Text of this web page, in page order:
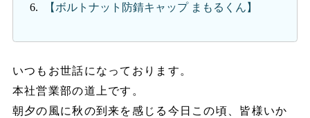
【ボルトナット防錆キャップ まもるくん】
いつもお世話になっております。
本社営業部の道上です。
朝夕の風に秋の到来を感じる今日この頃、皆様いか